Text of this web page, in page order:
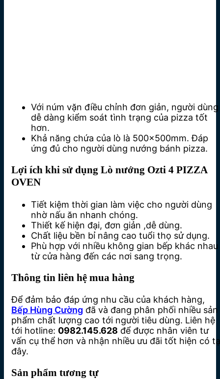
Với núm vặn điều chỉnh đơn giản, người dùng
dễ dàng kiểm soát tình trạng của pizza tốt
hơn.
Khả năng chứa của lò là 500x500mm. Đáp
ứng đủ cho người dùng nướng bánh pizza.
Lợi ích khi sử dụng Lò nướng Ozti 4 PIZZA
OVEN
Tiết kiệm thời gian làm việc cho người dùng
nhờ nấu ăn nhanh chóng.
Thiết kế hiện đại, đơn giản ,dễ dùng.
Chất liệu bền bỉ nâng cao tuổi thọ sử dụng.
Phù hợp với nhiều không gian bếp khác nhau
từ cửa hàng đến các nơi sang trọng.
Thông tin liên hệ mua hàng
Để đảm bảo đáp ứng nhu cầu của khách hàng,
Bếp Hùng Cường đã và đang phân phối nhiều sản
phẩm chất lượng cao tới người tiêu dùng. Liên hệ
tới hotline: 0982.145.628 để được nhân viên tư
vấn cụ thể hơn và nhận nhiều ưu đãi tốt hiện có
đây.
Sản phẩm tương tự